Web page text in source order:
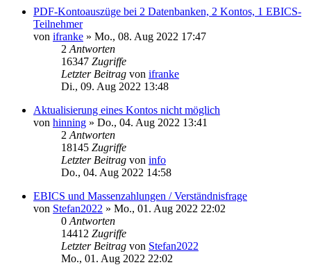
PDF-Kontoauszüge bei 2 Datenbanken, 2 Kontos, 1 EBICS-
Teilnehmer
von ifranke » Mo., 08. Aug 2022 17:47
2 Antworten
16347 Zugriffe
Letzter Beitrag von ifranke
Di., 09. Aug 2022 13:48
Aktualisierung eines Kontos nicht möglich
von hinning » Do., 04. Aug 2022 13:41
2 Antworten
18145 Zugriffe
Letzter Beitrag von info
Do., 04. Aug 2022 14:58
EBICS und Massenzahlungen / Verständnisfrage
von Stefan2022 » Mo., 01. Aug 2022 22:02
0 Antworten
14412 Zugriffe
Letzter Beitrag von Stefan2022
Mo., 01. Aug 2022 22:02